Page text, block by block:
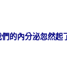
們的內分泌忽然起